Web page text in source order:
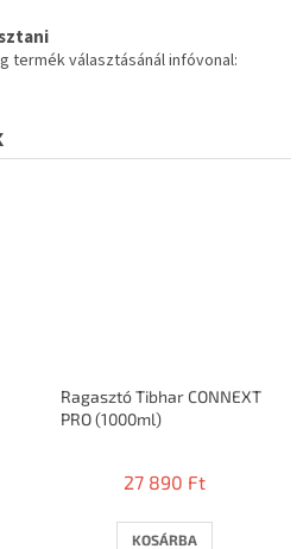
termék választásánál infóvonal:
Ragasztó Tibhar CONNEXT
PRO (1000ml)
27 890 Ft
KOSÁRBA